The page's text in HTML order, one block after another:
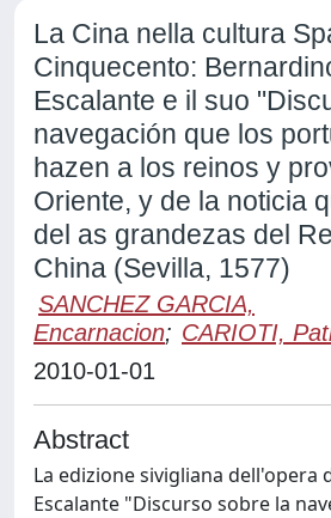
La Cina nella cultura
Cinquecento:
Escalante e il suo
navegación que los
hazen a los reinos y
Oriente, y de la noticia
del as grandezas del
China (Sevilla, 1577)
SANCHEZ GARCIA,
Encarnacion; CARIOTI,
2010-01-01
Abstract
La edizione sivigliana dell'opera
Escalante "Discurso sobre la